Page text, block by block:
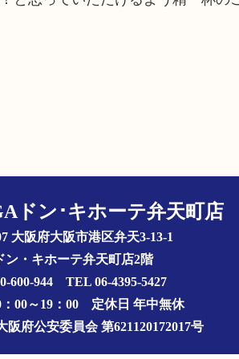
ドン･キホーテ弁天町
大阪府大阪市港区弁天3-13-1
ン・キホーテ弁天町店2階
600-944 TEL 06-4395-5427
00～19：00 定休日 年中無休
阪府公安委員会 第621120172017号